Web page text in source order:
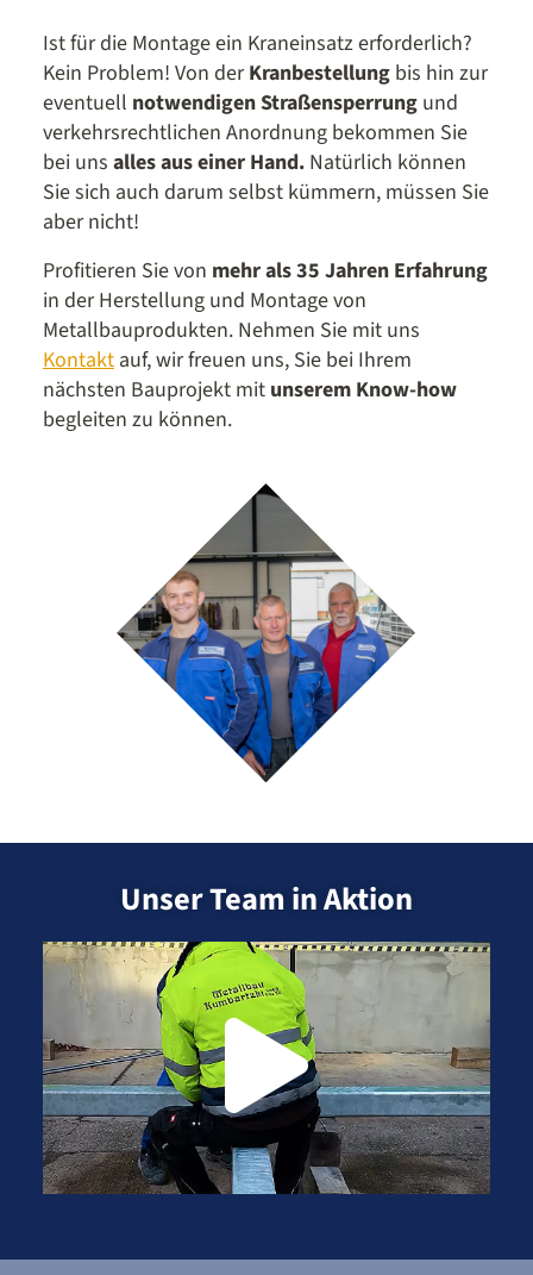
Ist für die Montage ein Kraneinsatz erforderlich?
Kein Problem! Von derKranbestellungbis hin zur
eventuell notwendigen Straßensperrungund
verkehrsrechtlichen Anordnung bekommen Sie
bei uns alles aus einer Hand.Natürlich können
Sie sich auch darum selbst kümmern, müssen Sie
aber nicht!
Profitieren Sie von mehr als 35 Jahren Erfahrung
in der Herstellung und Montage von
Metallbauprodukten. Nehmen Sie mit uns
Kontaktauf, wir freuen uns, Sie bei Ihrem
nächsten Bauprojekt mit unserem Know-how
begleiten zu können.
Unser Team in Aktion